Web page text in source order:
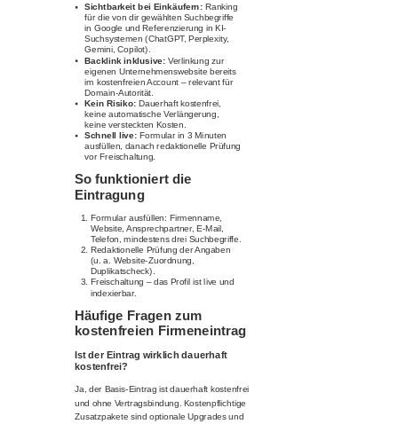
Sichtbarkeit bei Einkäufern: Ranking
für die von dir gewählten Suchbegriffe
in Google und Referenzierung in KI-
Suchsystemen (ChatGPT, Perplexity,
Gemini, Copilot).
Backlink inklusive: Verlinkung zur
eigenen Unternehmenswebsite bereits
im kostenfreien Account – relevant für
Domain-Autorität.
Kein Risiko: Dauerhaft kostenfrei,
keine automatische Verlängerung,
keine versteckten Kosten.
Schnell live: Formular in 3 Minuten
ausfüllen, danach redaktionelle Prüfung
vor Freischaltung.
So funktioniert die
Eintragung
Formular ausfüllen: Firmenname,
Website, Ansprechpartner, E-Mail,
Telefon, mindestens drei Suchbegriffe.
Redaktionelle Prüfung der Angaben
(u. a. Website-Zuordnung,
Duplikatscheck).
Freischaltung – das Profil ist live und
indexierbar.
Häufige Fragen zum
kostenfreien Firmeneintrag
Ist der Eintrag wirklich dauerhaft
kostenfrei?
Ja, der Basis-Eintrag ist dauerhaft kostenfrei
und ohne Vertragsbindung. Kostenpflichtige
Zusatzpakete sind optionale Upgrades und